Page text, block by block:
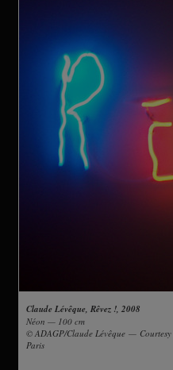
Claude Lévêque, Rêvez !, 2008
Néon — 100 cm
© ADAGP/Claude Lévêque —
Paris